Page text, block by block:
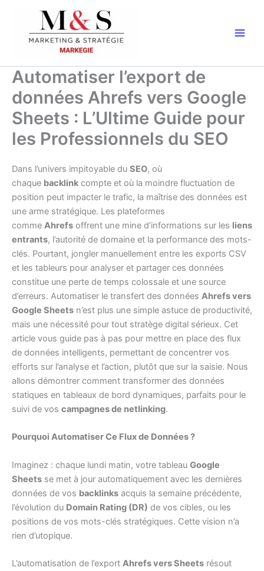
contenu
Automatiser l’export de
données Ahrefs vers Google
Sheets : L’Ultime Guide pour
les Professionnels du SEO
Dans l’univers impitoyable du SEO, où
chaque backlink compte et où la moindre fluctuation de
position peut impacter le trafic, la maîtrise des données est
une arme stratégique. Les plateformes
comme Ahrefs offrent une mine d’informations sur les liens
entrants, l’autorité de domaine et la performance des mots-
clés. Pourtant, jongler manuellement entre les exports CSV
et les tableurs pour analyser et partager ces données
constitue une perte de temps colossale et une source
d’erreurs. Automatiser le transfert des données Ahrefs vers
Google Sheets n’est plus une simple astuce de productivité,
mais une nécessité pour tout stratège digital sérieux. Cet
article vous guide pas à pas pour mettre en place des flux
de données intelligents, permettant de concentrer vos
efforts sur l’analyse et l’action, plutôt que sur la saisie. Nous
allons démontrer comment transformer des données
statiques en tableaux de bord dynamiques, parfaits pour le
suivi de vos campagnes de netlinking.
Pourquoi Automatiser Ce Flux de Données ?
Imaginez : chaque lundi matin, votre tableau Google
Sheets se met à jour automatiquement avec les dernières
données de vos backlinks acquis la semaine précédente,
l’évolution du Domain Rating (DR) de vos cibles, ou les
positions de vos mots-clés stratégiques. Cette vision n’a
rien d’utopique.
L’automatisation de l’export Ahrefs vers Sheets résout